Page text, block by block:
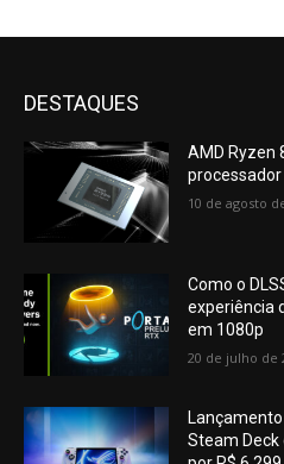
DESTAQUES
AMD Ryzen
10 de agosto
Como o
experiência
em 1080p
20 de julho de
Steam Deck